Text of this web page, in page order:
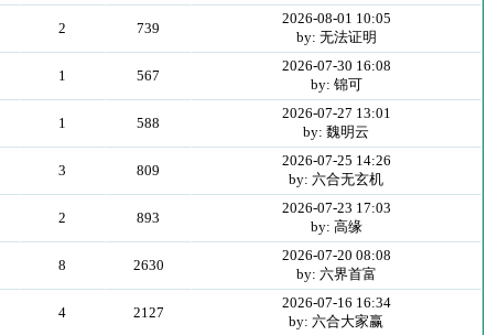
2 739
2026-08-01 10:05
by: 无法证明
1 567
2026-07-30 16:08
by: 锦可
1 588
2026-07-27 13:01
by: 魏明云
3 809
2026-07-25 14:26
by: 六合无玄机
2 893
2026-07-23 17:03
by: 高缘
8 2630
2026-07-20 08:08
by: 六界首富
4 2127
2026-07-16 16:34
by: 六合大家赢